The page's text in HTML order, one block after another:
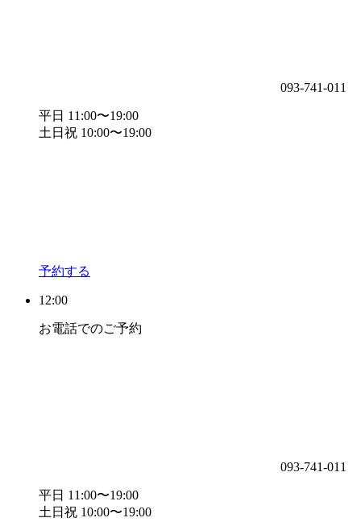
093-741-011
平日 11:00〜19:00
土日祝 10:00〜19:00
予約する
12:00
お電話でのご予約
093-741-011
平日 11:00〜19:00
土日祝 10:00〜19:00